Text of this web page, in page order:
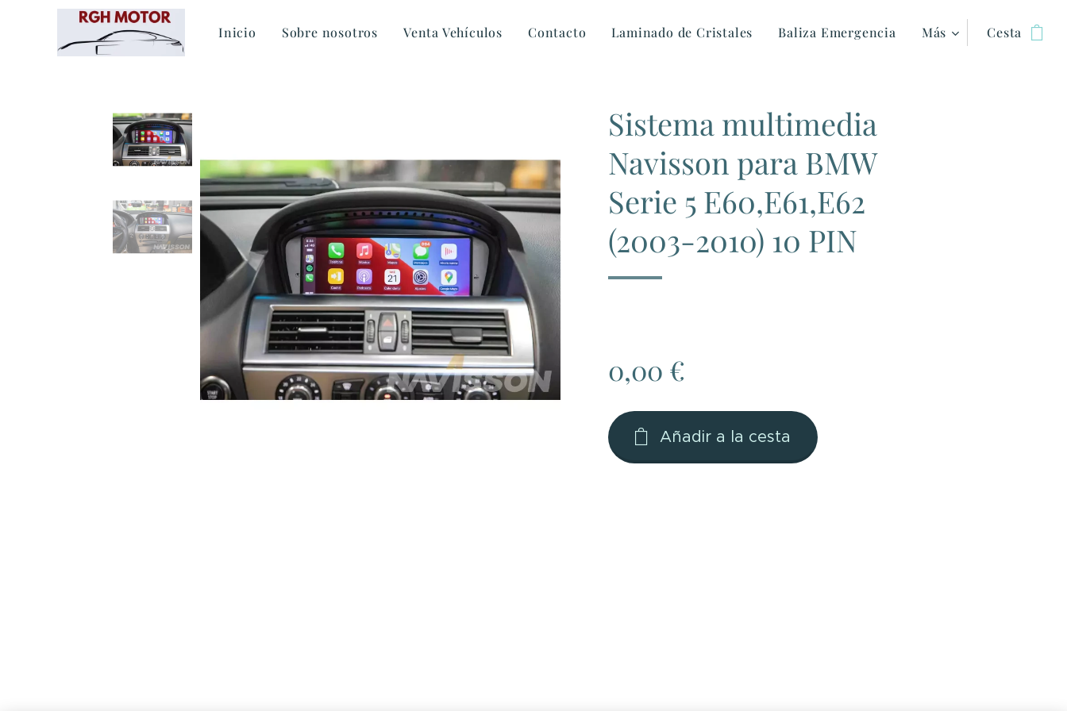
Inicio Sobre nosotros Venta Vehículos Contacto Laminado de Cristales Baliza Emergencia Más Cesta
Sistema multimedia
Navisson para BMW
Serie 5 E60,E61,E62
(2003-2010) 10 PIN
0,00 €
Añadir a la cesta